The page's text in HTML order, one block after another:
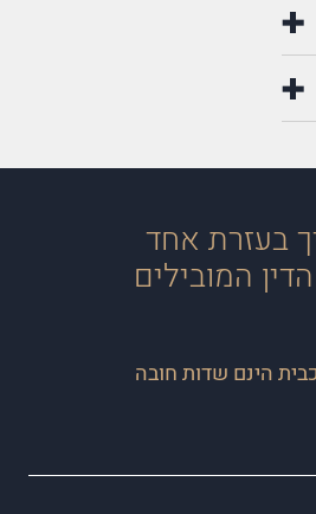
בעזרת אחד
המובילים